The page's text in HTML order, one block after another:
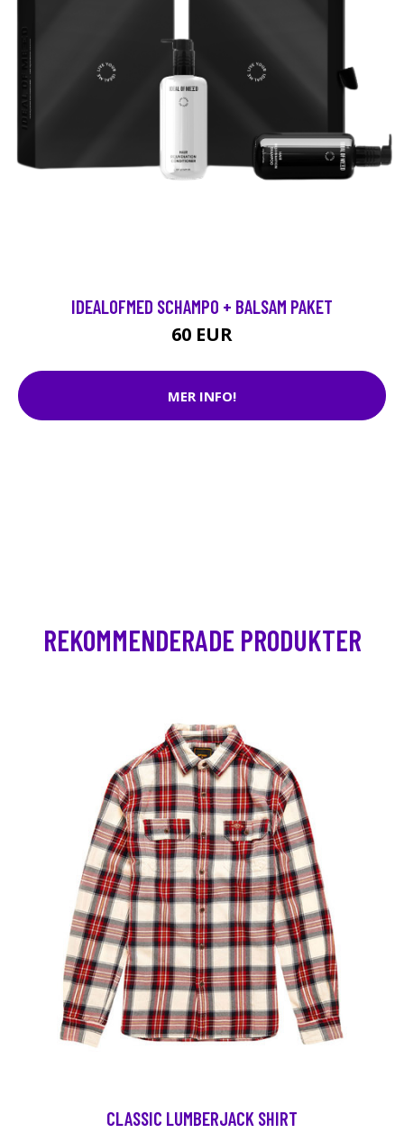
IDEALOFMED SCHAMPO + BALSAM PAKET
60 EUR
MER INFO!
REKOMMENDERADE PRODUKTER
CLASSIC LUMBERJACK SHIRT